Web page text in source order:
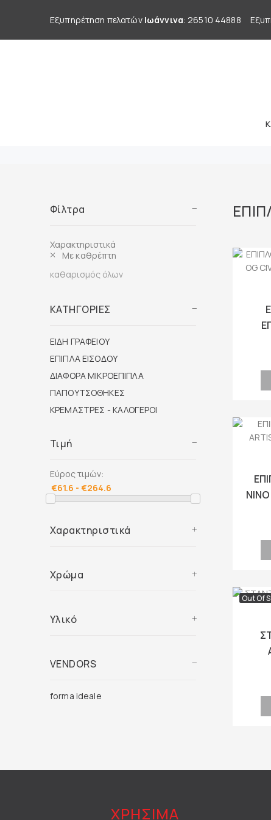
Εξυπηρέτηση πελατών Ιωάννινα: 26510 44888
Φίλτρα
Χαρακτηριστικά
Με καθρέπτη
καθαρισμός όλων
ΚΑΤΗΓΟΡΙΕΣ
ΕΙΔΗ ΓΡΑΦΕΙΟΥ
ΕΠΙΠΛΑ ΕΙΣΟΔΟΥ
ΔΙΑΦΟΡΑ ΜΙΚΡΟΕΠΙΠΛΑ
ΠΑΠΟΥΤΣΟΘΗΚΕΣ
ΚΡΕΜΑΣΤΡΕΣ - ΚΑΛΟΓΕΡΟΙ
Τιμή
Εύρος τιμών:
Χαρακτηριστικά
Χρώμα
Υλικό
VENDORS
forma ideale
Out Of
ΧΡΗΣΙΜΑ